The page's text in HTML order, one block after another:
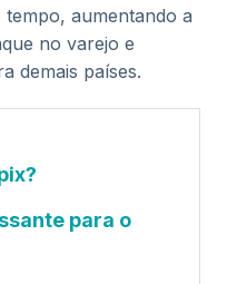
aumentando a
no varejo e
demais países.
para o